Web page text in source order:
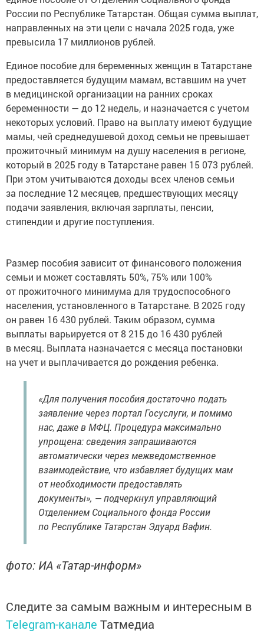
России по Республике Татарстан. Общая сумма выплат,
направленных на эти цели с начала 2025 года, уже
превысила 17 миллионов рублей.
Единое пособие для беременных женщин в Татарстане
предоставляется будущим мамам, вставшим на учет
в медицинской организации на ранних сроках
беременности — до 12 недель, и назначается с учетом
некоторых условий. Право на выплату имеют будущие
мамы, чей среднедушевой доход семьи не превышает
прожиточный минимум на душу населения в регионе,
который в 2025 году в Татарстане равен 15 073 рублей.
При этом учитываются доходы всех членов семьи
за последние 12 месяцев, предшествующих месяцу
подачи заявления, включая зарплаты, пенсии,
стипендии и другие поступления.
Размер пособия зависит от финансового положения
семьи и может составлять 50%, 75% или 100%
от прожиточного минимума для трудоспособного
населения, установленного в Татарстане. В 2025 году
он равен 16 430 рублей. Таким образом, сумма
выплаты варьируется от 8 215 до 16 430 рублей
в месяц. Выплата назначается с месяца постановки
на учет и выплачивается до рождения ребенка.
«Для получения пособия достаточно подать
заявление через портал Госуслуги, и помимо
нас, даже в МФЦ. Процедура максимально
упрощена: сведения запрашиваются
автоматически через межведомственное
взаимодействие, что избавляет будущих мам
от необходимости предоставлять
документы», — подчеркнул управляющий
Отделением Социального фонда России
по Республике Татарстан Эдуард Вафин.
фото: ИА «Татар-информ»
Следите за самым важным и интересным в
Telegram-канале Татмедиа